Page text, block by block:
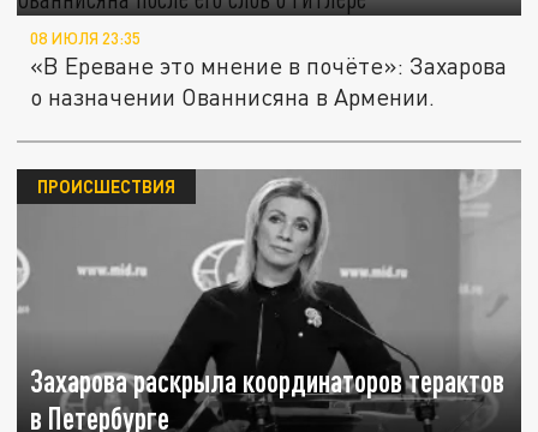
08 ИЮЛЯ 23:35
«В Ереване это мнение в почёте»: Захарова
о назначении Ованнисяна в Армении.
Захарова раскрыла координаторов терактов
в Петербурге
ПРОИСШЕСТВИЯ